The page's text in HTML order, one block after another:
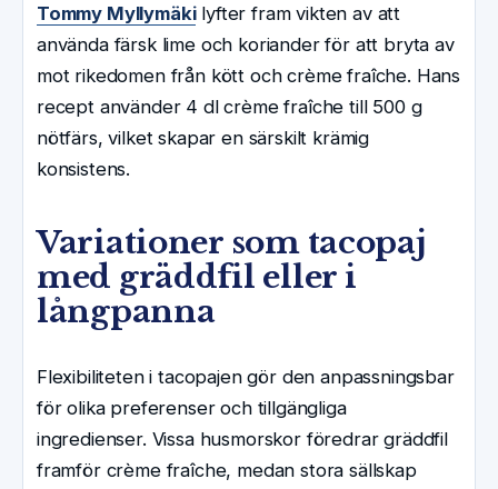
Tommy Myllymäkilyfter fram vikten av att
använda färsk lime och koriander för att bryta av
mot rikedomen från kött och crème fraîche. Hans
recept använder 4 dl crème fraîche till 500 g
nötfärs, vilket skapar en särskilt krämig
konsistens.
Variationer som tacopaj
med gräddfil eller i
långpanna
Flexibiliteten i tacopajen gör den anpassningsbar
för olika preferenser och tillgängliga
ingredienser. Vissa husmorskor föredrar gräddfil
framför crème fraîche, medan stora sällskap